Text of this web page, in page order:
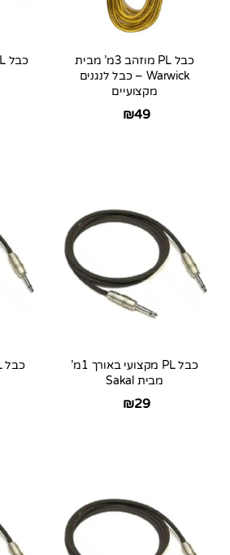
כבל PL מוזהב 3מ’ מבית
Warwick – כבל לנגנים
מקצועיים
₪49
כבל PL מקצועי באורך 1מ’
מבית Sakal
₪29